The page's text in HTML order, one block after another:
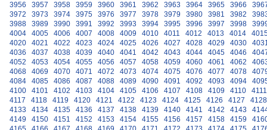
3956
3957 3958 3959 3960 3961 3962 3963 3964 3965 3966
3972
3973 3974 3975 3976 3977 3978 3979 3980 3981 3982
3988
3989 3990 3991 3992 3993 3994 3995 3996 3997 3998
4004
4005 4006 4007 4008 4009 4010 4011 4012 4013 4014
4020
4021 4022 4023 4024 4025 4026 4027 4028 4029 4030
4036
4037 4038 4039 4040 4041 4042 4043 4044 4045 4046
4052
4053 4054 4055 4056 4057 4058 4059 4060 4061 4062
4068
4069 4070 4071 4072 4073 4074 4075 4076 4077 4078
4084
4085 4086 4087 4088 4089 4090 4091 4092 4093 4094
4100
4101 4102 4103 4104 4105 4106 4107 4108 4109 4110
4111
4117
4118 4119 4120 4121 4122 4123 4124 4125 4126 4127
4128
4133
4134 4135 4136 4137 4138 4139 4140 4141 4142 4143
4149
4150 4151 4152 4153 4154 4155 4156 4157 4158 4159